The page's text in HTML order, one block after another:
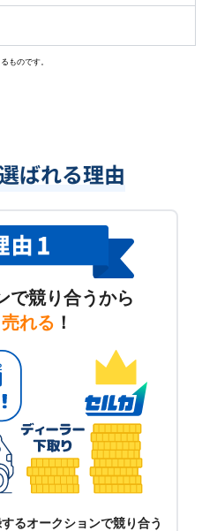
ものです。
ばれる理由
で競り合うから
れる ！
るオークションで競り合う